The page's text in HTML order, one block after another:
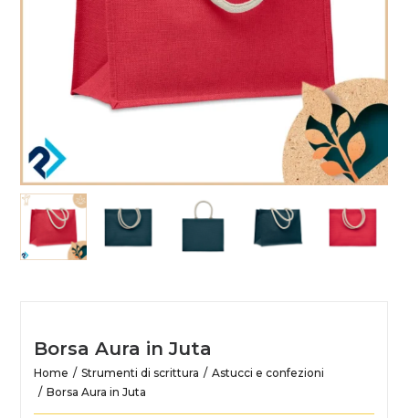
Borsa Aura in Juta
Home Strumenti di scrittura
Astucci e confezioni
Borsa Aura in Juta